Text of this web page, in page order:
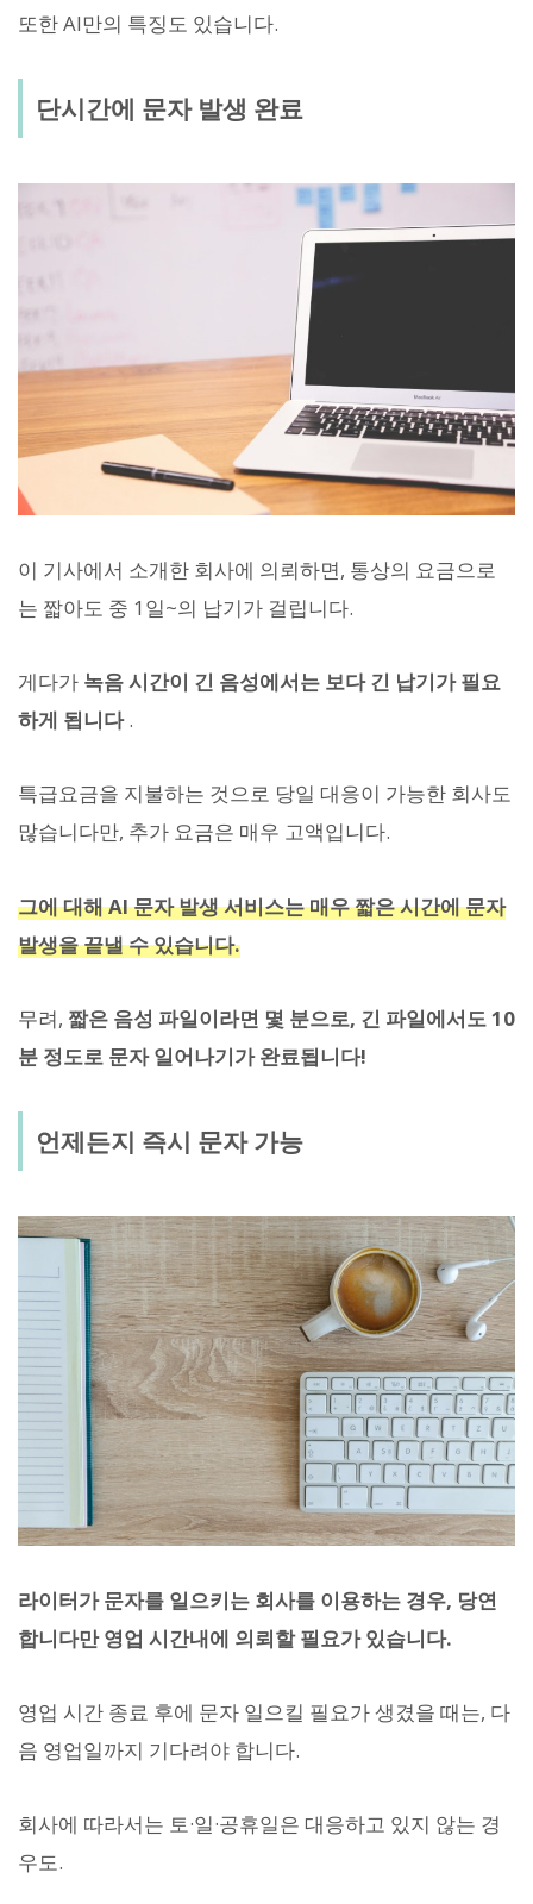
또한 AI만의 특징도 있습니다.
단시간에 문자 발생 완료
이 기사에서 소개한 회사에 의뢰하면, 통상의 요금으로
는 짧아도 중 1일~의 납기가 걸립니다.
게다가 녹음 시간이 긴 음성에서는 보다 긴 납기가 필요
하게 됩니다.
특급요금을 지불하는 것으로 당일 대응이 가능한 회사도
많습니다만, 추가 요금은 매우 고액입니다.
그에 대해 AI 문자 발생 서비스는 매우 짧은 시간에 문자
발생을 끝낼 수 있습니다.
무려, 짧은 음성 파일이라면 몇 분으로, 긴 파일에서도 10
분 정도로 문자 일어나기가 완료됩니다!
언제든지 즉시 문자 가능
라이터가 문자를 일으키는 회사를 이용하는 경우, 당연
합니다만 영업 시간내에 의뢰할 필요가 있습니다.
영업 시간 종료 후에 문자 일으킬 필요가 생겼을 때는, 다
음 영업일까지 기다려야 합니다.
회사에 따라서는 토·일·공휴일은 대응하고 있지 않는 경
우도.